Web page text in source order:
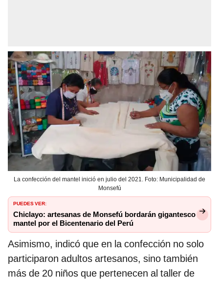
La confección del mantel inició en julio del 2021. Foto: Municipalidad de
Monsefú
PUEDES VER:
Chiclayo: artesanas de Monsefú bordarán gigantesco
mantel por el Bicentenario del Perú
Asimismo, indicó que en la confección no solo
participaron adultos artesanos, sino también
más de 20 niños que pertenecen al taller de